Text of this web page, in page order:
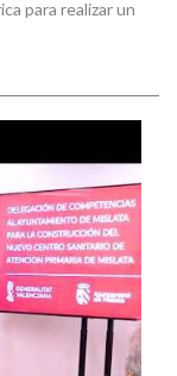
para realizar un